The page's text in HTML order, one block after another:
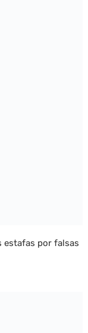
estafas por falsas